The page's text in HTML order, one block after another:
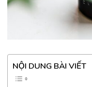
NỘI DUNG BÀI VIẾT